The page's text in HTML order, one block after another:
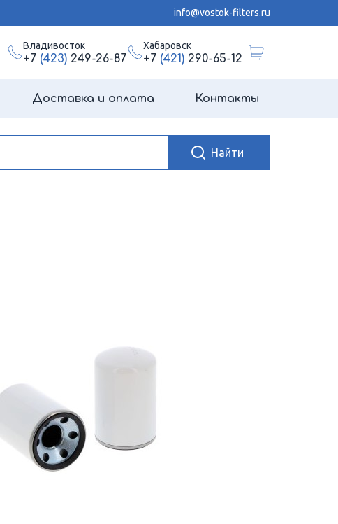
info@vostok-filters.ru
Владивосток
+7 (423)249-26-87
Хабаровск
+7 (421)290-65-12
Доставка и оплата Контакты